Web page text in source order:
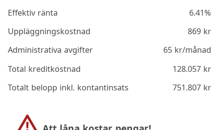
Effektiv ränta
6.41%
Uppläggningskostnad
869kr
Administrativa avgifter
65kr/månad
Total kreditkostnad
128.057kr
Totalt belopp inkl. kontantinsats
751.807kr